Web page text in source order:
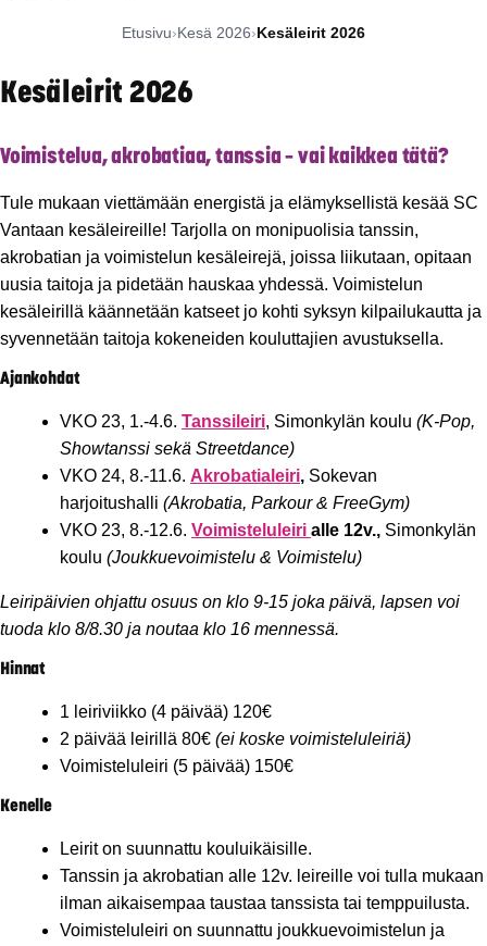
Etusivu Kesä 2026 Kesäleirit 2026
Kesäleirit 2026
Voimistelua, akrobatiaa, tanssia – vai kaikkea tätä?
Tule mukaan viettämään energistä ja elämyksellistä kesää SC
Vantaan kesäleireille! Tarjolla on monipuolisia tanssin,
akrobatian ja voimistelun kesäleirejä, joissa liikutaan, opitaan
uusia taitoja ja pidetään hauskaa yhdessä. Voimistelun
kesäleirillä käännetään katseet jo kohti syksyn kilpailukautta ja
syvennetään taitoja kokeneiden kouluttajien avustuksella.
Ajankohdat
VKO 23, 1.-4.6. Tanssileiri, Simonkylän koulu (K-Pop,
Showtanssi sekä Streetdance)
VKO 24, 8.-11.6. Akrobatialeiri, Sokevan
harjoitushalli (Akrobatia, Parkour & FreeGym)
VKO 23, 8.-12.6. Voimisteluleiri alle 12v., Simonkylän
koulu (Joukkuevoimistelu & Voimistelu)
Leiripäivien ohjattu osuus on klo 9-15 joka päivä, lapsen voi
tuoda klo 8/8.30 ja noutaa klo 16 mennessä.
Hinnat
1 leiriviikko (4 päivää) 120€
2 päivää leirillä 80€​ (ei koske voimisteluleiriä)
Voimisteluleiri (5 päivää) 150€​
Kenelle
Leirit on suunnattu kouluikäisille.
Tanssin ja akrobatian alle 12v. leireille voi tulla mukaan
ilman aikaisempaa taustaa tanssista tai temppuilusta.
Voimisteluleiri on suunnattu joukkuevoimistelun ja